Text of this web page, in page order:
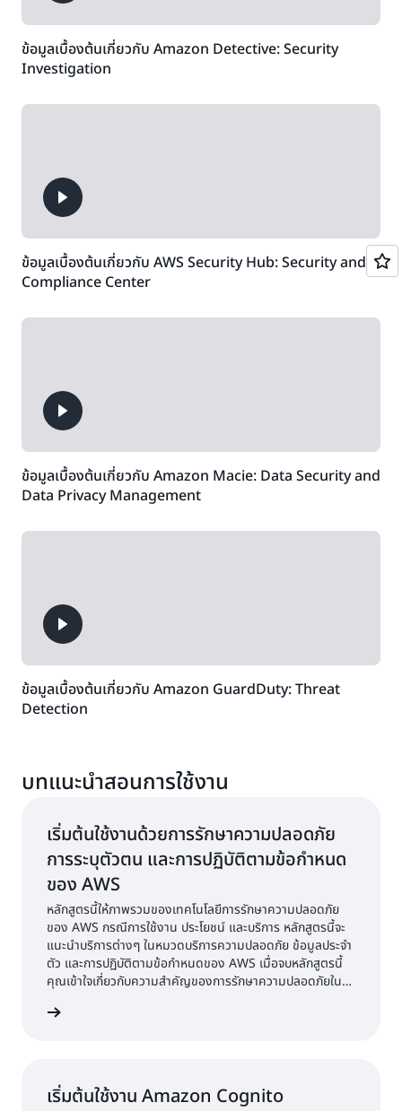
ข้อมูลเบื้องต้นเกี่ยวกับ Amazon Detective: Security
Investigation
ข้อมูลเบื้องต้นเกี่ยวกับ AWS Security Hub: Security and
Compliance Center
ข้อมูลเบื้องต้นเกี่ยวกับ Amazon Macie: Data Security and
Data Privacy Management
ข้อมูลเบื้องต้นเกี่ยวกับ Amazon GuardDuty: Threat
Detection
บทแนะนำสอนการใช้งาน
เริ่มต้นใช้งานด้วยการรักษาความปลอดภัย
การระบุตัวตน และการปฏิบัติตามข้อกำหนด
ของ AWS
หลักสูตรนี้ให้ภาพรวมของเทคโนโลยีการรักษาความปลอดภัย
ของ AWS กรณีการใช้งาน ประโยชน์ และบริการ หลักสูตรนี้จะ
แนะนำบริการต่างๆ ในหมวดบริการความปลอดภัย ข้อมูลประจำ
ตัว และการปฏิบัติตามข้อกำหนดของ AWS เมื่อจบหลักสูตรนี้
คุณเข้าใจเกี่ยวกับความสำคัญของการรักษาความปลอดภัยใน
เพื่อรักษาความปลอดภัยข้อมูลของคุณ
เริ่มต้นใช้งาน Amazon Cognito